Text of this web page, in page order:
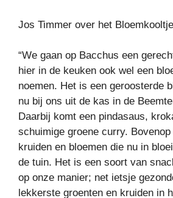
Jos Timmer over het
“We gaan op Bacchus een
hier in de keuken ook wel een
noemen. Het is een geroosterde
nu bij ons uit de kas in de
Daarbij komt een pindasaus,
schuimige groene curry.
kruiden en bloemen die nu in
de tuin. Het is een soort van
op onze manier; net ietsje
lekkerste groenten en kruiden in